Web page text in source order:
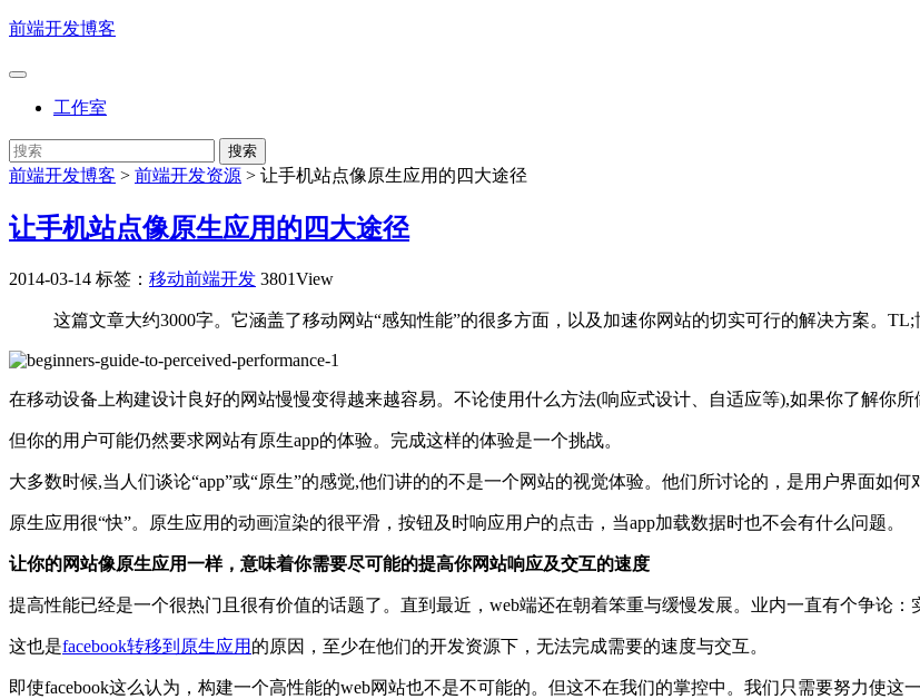
前端开发博客
工作室
前端开发博客 > 前端开发资源 > 让手机站点像原生应用的四大途径
让手机站点像原生应用的四大途径
2014-03-14 标签： 移动前端开发 3801View
这篇文章大约3000字。它涵盖了移动网站“感知性能”的很多方面，以及加速你网站的切实可行的解决方案。
在移动设备上构建设计良好的网站慢慢变得越来越容易。不论使用什么方法(响应式设计、自适应等),如果你了解你所
但你的用户可能仍然要求网站有原生app的体验。完成这样的体验是一个挑战。
大多数时候,当人们谈论“app”或“原生”的感觉,他们讲的的不是一个网站的视觉体验。他们所讨论的，是用户界面如
原生应用很“快”。原生应用的动画渲染的很平滑，按钮及时响应用户的点击，当app加载数据时也不会有什么问题。
让你的网站像原生应用一样，意味着你需要尽可能的提高你网站响应及交互的速度
提高性能已经是一个很热门且很有价值的话题了。直到最近，web端还在朝着笨重与缓慢发展。业内一直有个争论：
这也是facebook转移到原生应用 的原因，至少在他们的开发资源下，无法完成需要的速度与交互。
即使facebook这么认为，构建一个高性能的web网站也不是不可能的。但这不在我们的掌控中。我们只需要努力使